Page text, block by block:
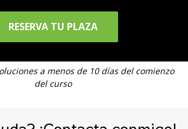
RESERVA TU PLAZA
a menos de 10 días del comienzo
del curso